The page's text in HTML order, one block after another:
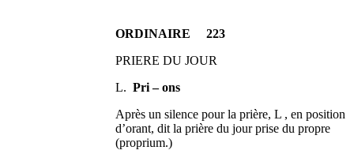
ORDINAIRE 223
PRIERE DU JOUR
L.Pri – ons
Après un silence pour la prière, L , en position
d’orant, dit la prière du jour prise du propre
(proprium.)